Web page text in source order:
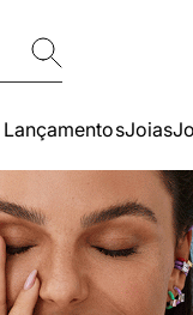
LançamentosJoias